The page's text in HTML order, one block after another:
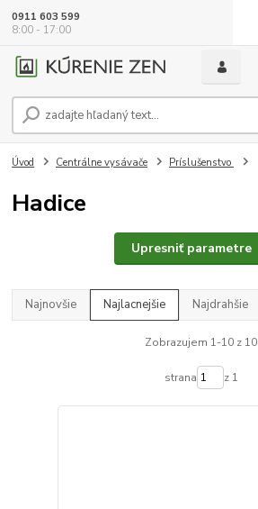
0911 603 599
8:00 - 17:00
Úvod Centrálne vysávače Príslušenstvo
Hadice
Upresniť parametre
Najnovšie Najlacnejšie Najdrahšie
Zobrazujem 1-10 z 10
strana z 1